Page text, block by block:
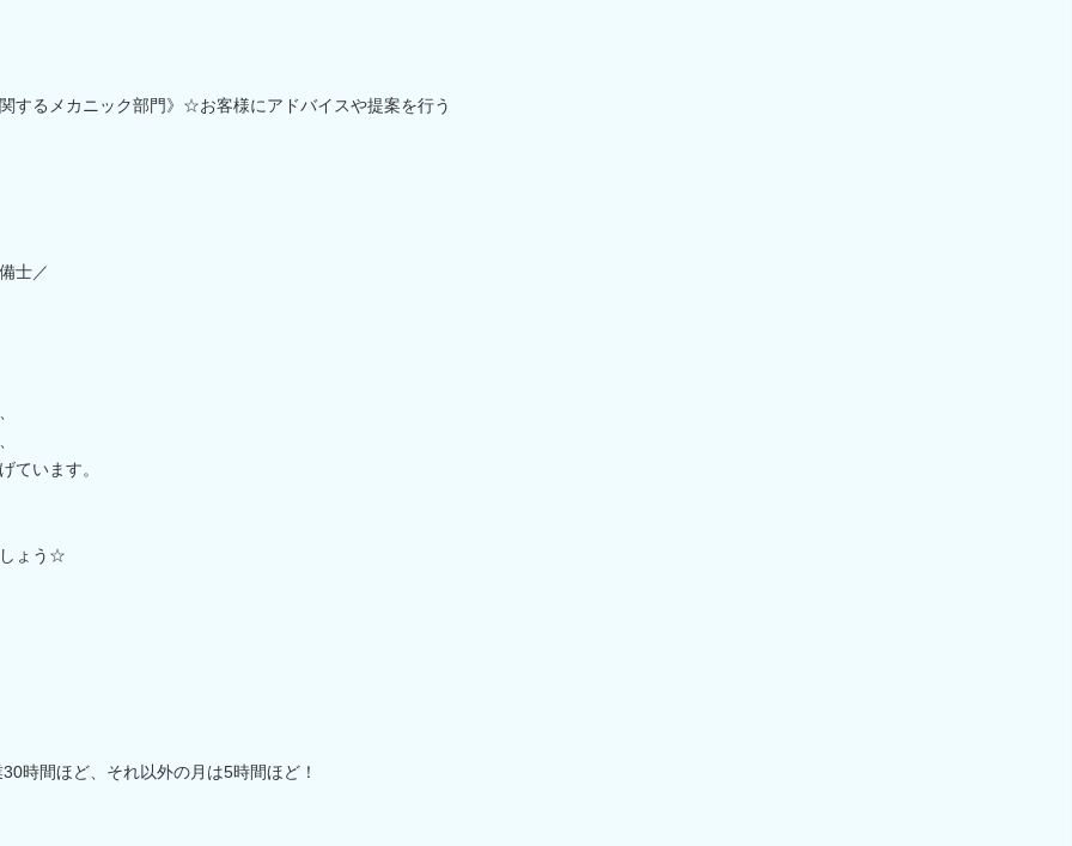
するメカニック部門》☆お客様にアドバイスや提案を行う
士／
ています。
ょう☆
時間ほど、それ以外の月は5時間ほど！